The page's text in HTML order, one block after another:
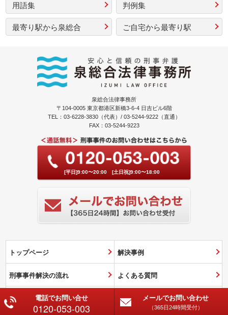
判例集
用語集
ご自宅から最寄り駅
最寄り駅から泉総合
泉総合法律事務所
〒104-0005 東京都港区新橋3-6-4 日吉ビル6階
TEL：03-6228-3830（代表）/ 03-5244-9222（直通）
FAX：03-5244-9223
[平日]9:00〜20:00 [土日祝]9:00〜18:00
トップページ 解決事例
刑事事件解決の流れ よくある質問
費用のご案内 弁護士紹介・事務所概要
電話でお問い合せ
0120-053-003
メールでお問い合わせ
（365日24時間受付）